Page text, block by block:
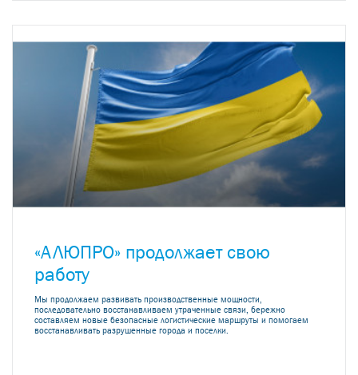
«АЛЮПРО» продолжает свою
работу
Мы продолжаем развивать производственные мощности,
последовательно восстанавливаем утраченные связи, бережно
составляем новые безопасные логистические маршруты и помогаем
восстанавливать разрушенные города и поселки.